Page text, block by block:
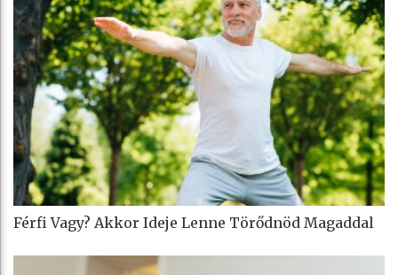
Férfi Vagy? Akkor Ideje Lenne Törődnöd Magaddal